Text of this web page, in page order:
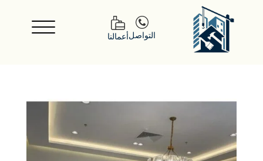
أعمالناالتواصل